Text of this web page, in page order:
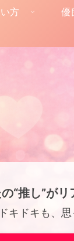
方 優
“推し”がリ
キドキも、思